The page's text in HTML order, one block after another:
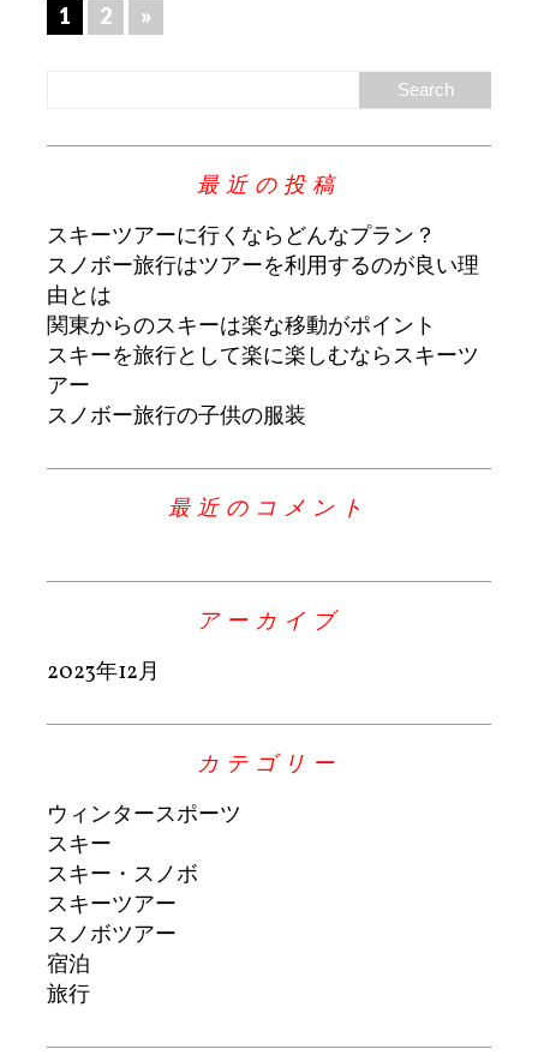
1 2 »
最近の投稿
スキーツアーに行くならどんなプラン？
スノボー旅行はツアーを利用するのが良い理
由とは
関東からのスキーは楽な移動がポイント
スキーを旅行として楽に楽しむならスキーツ
アー
スノボー旅行の子供の服装
最近のコメント
アーカイブ
2023年12月
カテゴリー
ウィンタースポーツ
スキー
スキー・スノボ
スキーツアー
スノボツアー
宿泊
旅行